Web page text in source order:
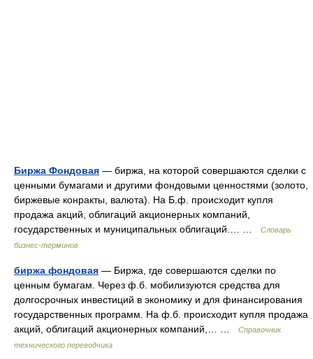
Биржа Фондовая — биржа, на которой совершаются сделки с
ценными бумагами и другими фондовыми ценностями (золото,
биржевые конракты, валюта). На Б.ф. происходит купля
продажа акций, облигаций акционерных компаний,
государственных и муниципальных облигаций.… …
Словарь
бизнес-терминов
биржа фондовая — Биржа, где совершаются сделки по
ценным бумагам. Через ф.б. мобилизуются средства для
долгосрочных инвестиций в экономику и для финансирования
государственных программ. На ф.б. происходит купля продажа
акций, облигаций акционерных компаний,… …
Справочник
технического переводчика